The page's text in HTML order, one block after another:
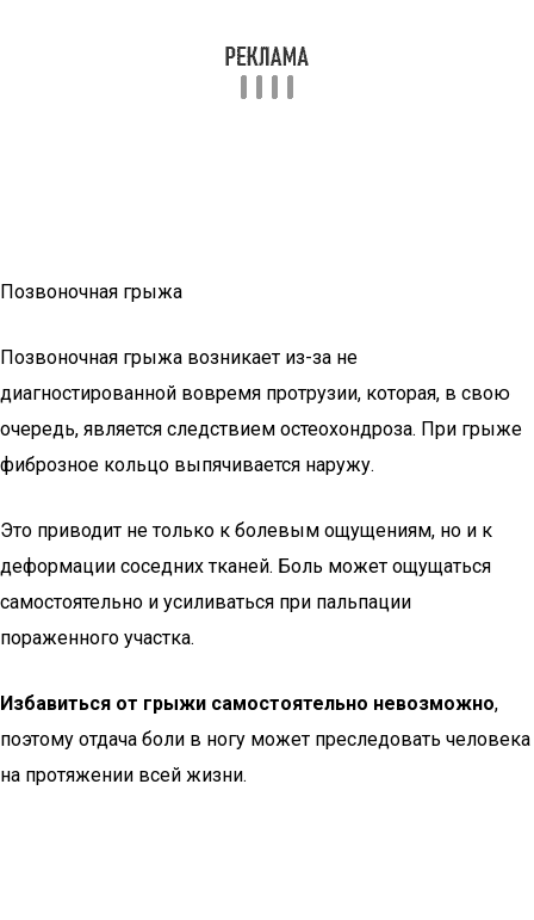
Позвоночная грыжа
Позвоночная грыжа возникает из-за не
диагностированной вовремя протрузии, которая, в свою
очередь, является следствием остеохондроза. При грыже
фиброзное кольцо выпячивается наружу.
Это приводит не только к болевым ощущениям, но и к
деформации соседних тканей. Боль может ощущаться
самостоятельно и усиливаться при пальпации
пораженного участка.
Избавиться от грыжи самостоятельно невозможно,
поэтому отдача боли в ногу может преследовать человека
на протяжении всей жизни.